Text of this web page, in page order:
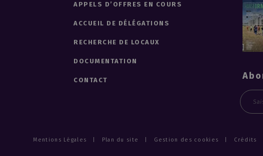
APPELS D’OFFRES EN COURS
ACCUEIL DE DÉLÉGATIONS
RECHERCHE DE LOCAUX
DOCUMENTATION
CONTACT
Email
Mentions Légales Plan du site Gestion des cookies Crédits